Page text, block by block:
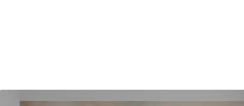
kan rengøres